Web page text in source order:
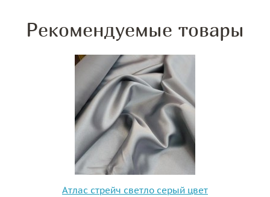
Рекомендуемые товары
Атлас стрейч светло серый цвет